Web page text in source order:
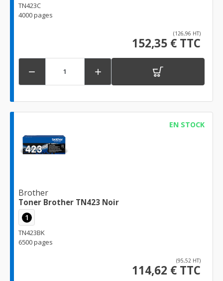
TN423C
4000 pages
(126,96 HT)
152,35 € TTC
 
EN STOCK
Brother
Toner Brother TN423 Noir
1
TN423BK
6500 pages
(95,52 HT)
114,62 € TTC